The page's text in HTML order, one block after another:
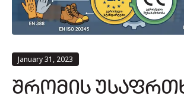
January 31, 2023
ᲨᲠᲝᲛᲘᲡ